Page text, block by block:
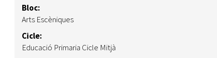
Bloc:
Arts Escèniques
Cicle:
Educació Primaria Cicle Mitjà